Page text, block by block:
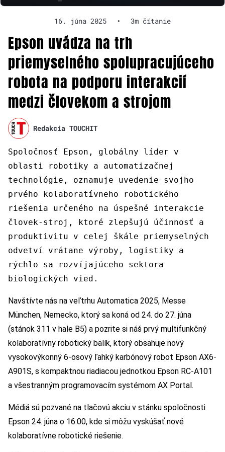
16. júna 2025 • 3m čítanie
Epson uvádza na trh
priemyselného spolupracujúceho
robota na podporu interakcií
medzi človekom a strojom
Redakcia TOUCHIT
Spoločnosť Epson, globálny líder v
oblasti robotiky a automatizačnej
technológie, oznamuje uvedenie svojho
prvého kolaboratívneho robotického
riešenia určeného na úspešné interakcie
človek-stroj, ktoré zlepšujú účinnosť a
produktivitu v celej škále priemyselných
odvetví vrátane výroby, logistiky a
rýchlo sa rozvíjajúceho sektora
biologických vied.
Navštívte nás na veľtrhu Automatica 2025, Messe
München, Nemecko, ktorý sa koná od 24. do 27. júna
(stánok 311 v hale B5) a pozrite si náš prvý multifunkčný
kolaboratívny robotický balík, ktorý obsahuje nový
vysokovýkonný 6-osový ľahký karbónový robot Epson AX6-
A901S, s kompaktnou riadiacou jednotkou Epson RC-A101
a všestranným programovacím systémom AX Portal.
Médiá sú pozvané na tlačovú akciu v stánku spoločnosti
Epson 24. júna o 16:00, kde si môžu vyskúšať nové
kolaboratívne robotické riešenie.